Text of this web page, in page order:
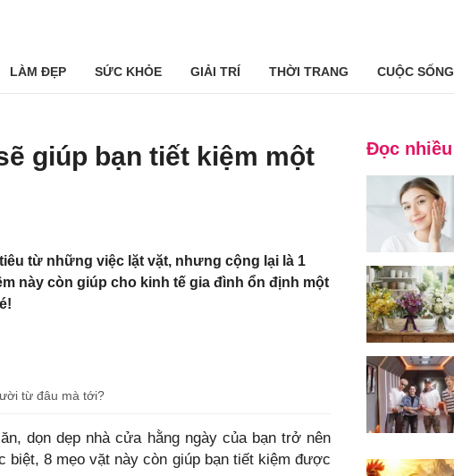
LÀM ĐẸP SỨC KHỎE GIẢI TRÍ THỜI TRANG CUỘC SỐNG
giúp bạn tiết kiệm một
từ những việc lặt vặt, nhưng cộng lại là 1
này còn giúp cho kinh tế gia đình ổn định một
từ đâu mà tới?
dọn dẹp nhà cửa hằng ngày của bạn trở nên
biệt, 8 mẹo vặt này còn giúp bạn tiết kiệm được
Đọc nhiều